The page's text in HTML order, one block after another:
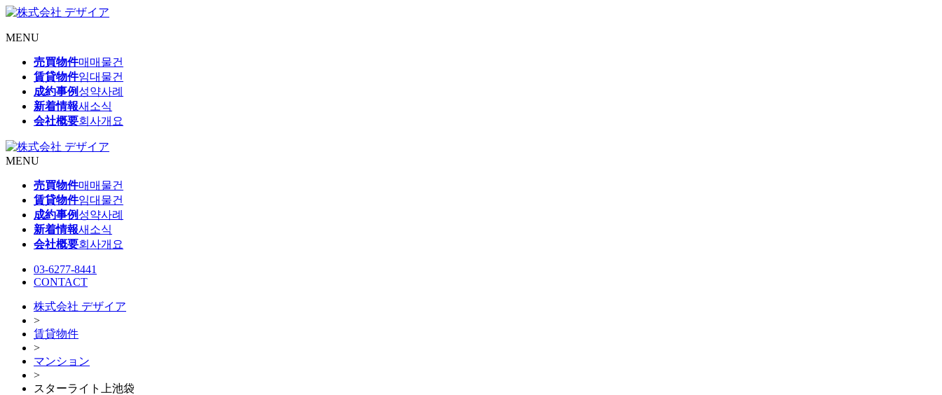
MENU
売買物件매매물건
賃貸物件임대물건
成約事例 성약사례
新着情報새소식
会社概要회사개요
MENU
売買物件매매물건
賃貸物件임대물건
成約事例 성약사례
新着情報새소식
会社概要회사개요
03-6277-8441
CONTACT
株式会社 デザイア
>
賃貸物件
>
マンション
>
スターライト上池袋